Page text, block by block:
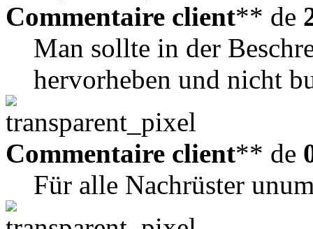
Commentaire client** de
Man sollte in der
hervorheben und nicht
Commentaire client** de
Für alle Nachrüster